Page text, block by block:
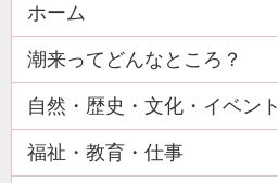
ホーム
潮来ってどんなところ？
自然・歴史・文化・イベント
福祉・教育・仕事